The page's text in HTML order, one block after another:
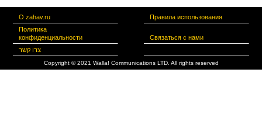
О zahav.ru
Правила использования
Политика
конфиденциальности
Связаться с нами
צרו קשר
Copyright © 2021 Walla! Communications LTD. All rights reserved